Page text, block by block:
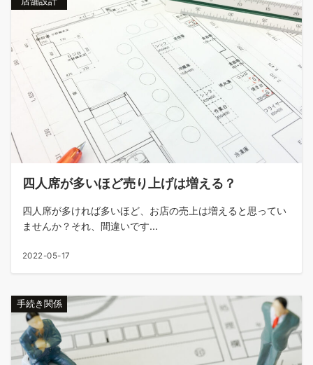
四人席が多いほど売り上げは増える？
四人席が多ければ多いほど、お店の売上は増えると思ってい
ませんか？それ、間違いです...
2022-05-17
手続き関係